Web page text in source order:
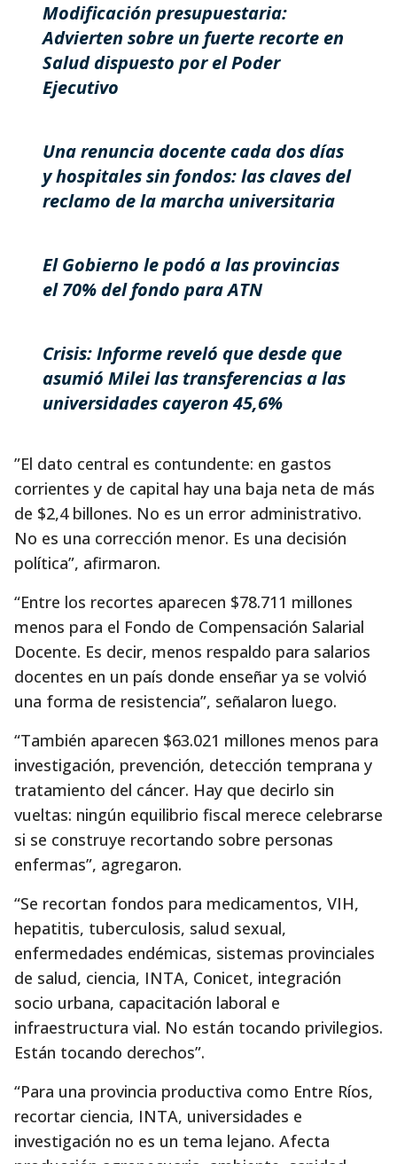
Modificación presupuestaria:
Advierten sobre un fuerte recorte en
Salud dispuesto por el Poder
Ejecutivo
Una renuncia docente cada dos días
y hospitales sin fondos: las claves del
reclamo de la marcha universitaria
El Gobierno le podó a las provincias
el 70% del fondo para ATN
Crisis: Informe reveló que desde que
asumió Milei las transferencias a las
universidades cayeron 45,6%
”El dato central es contundente: en gastos
corrientes y de capital hay una baja neta de más
de $2,4 billones. No es un error administrativo.
No es una corrección menor. Es una decisión
política”, afirmaron.
“Entre los recortes aparecen $78.711 millones
menos para el Fondo de Compensación Salarial
Docente. Es decir, menos respaldo para salarios
docentes en un país donde enseñar ya se volvió
una forma de resistencia”, señalaron luego.
“También aparecen $63.021 millones menos para
investigación, prevención, detección temprana y
tratamiento del cáncer. Hay que decirlo sin
vueltas: ningún equilibrio fiscal merece celebrarse
si se construye recortando sobre personas
enfermas”, agregaron.
“Se recortan fondos para medicamentos, VIH,
hepatitis, tuberculosis, salud sexual,
enfermedades endémicas, sistemas provinciales
de salud, ciencia, INTA, Conicet, integración
socio urbana, capacitación laboral e
infraestructura vial. No están tocando privilegios.
Están tocando derechos”.
“Para una provincia productiva como Entre Ríos,
recortar ciencia, INTA, universidades e
investigación no es un tema lejano. Afecta